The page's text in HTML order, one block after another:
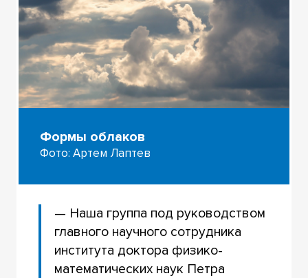
Формы облаков
Фото: Артем Лаптев
— Наша группа под руководством
главного научного сотрудника
института доктора физико-
математических наук Петра